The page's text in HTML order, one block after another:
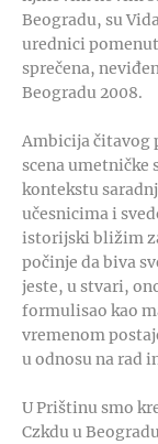
Beogradu, su
urednici
sprečena,
Beogradu 2008.
Ambicija čitavog
scena umetničke
kontekstu
učesnicima i
istorijski bližim
počinje da biva
jeste, u stvari,
formulisao kao
vremenom
u odnosu na rad
U Prištinu smo
Czkdu u